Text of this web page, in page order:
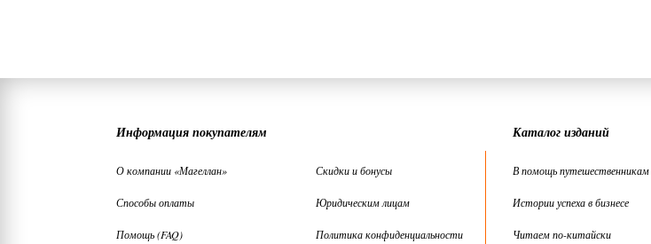
Информация покупателям
О компании «Магеллан»
Способы оплаты
Помощь (FAQ)
Скидки и бонусы
Юридическим лицам
Политика конфиденциальности
Каталог изданий
В помощь путешественникам
Истории успеха в бизнесе
Читаем по-китайски